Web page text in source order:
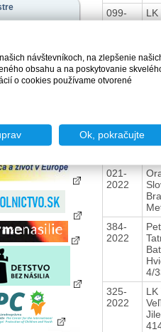
a
099-
2022
LK
063-
2022
2022
021-
2022
384-
2022
4/
325-
2022
LK
návštevníkoch, na zlepšenie
obsahu a na poskytovanie
o cookies používame otvorené
Ok, pokračujte